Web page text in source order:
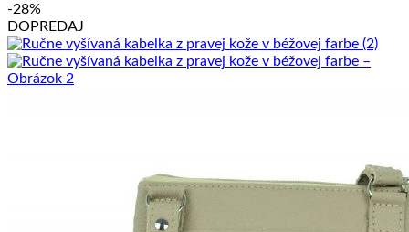
-28%
DOPREDAJ